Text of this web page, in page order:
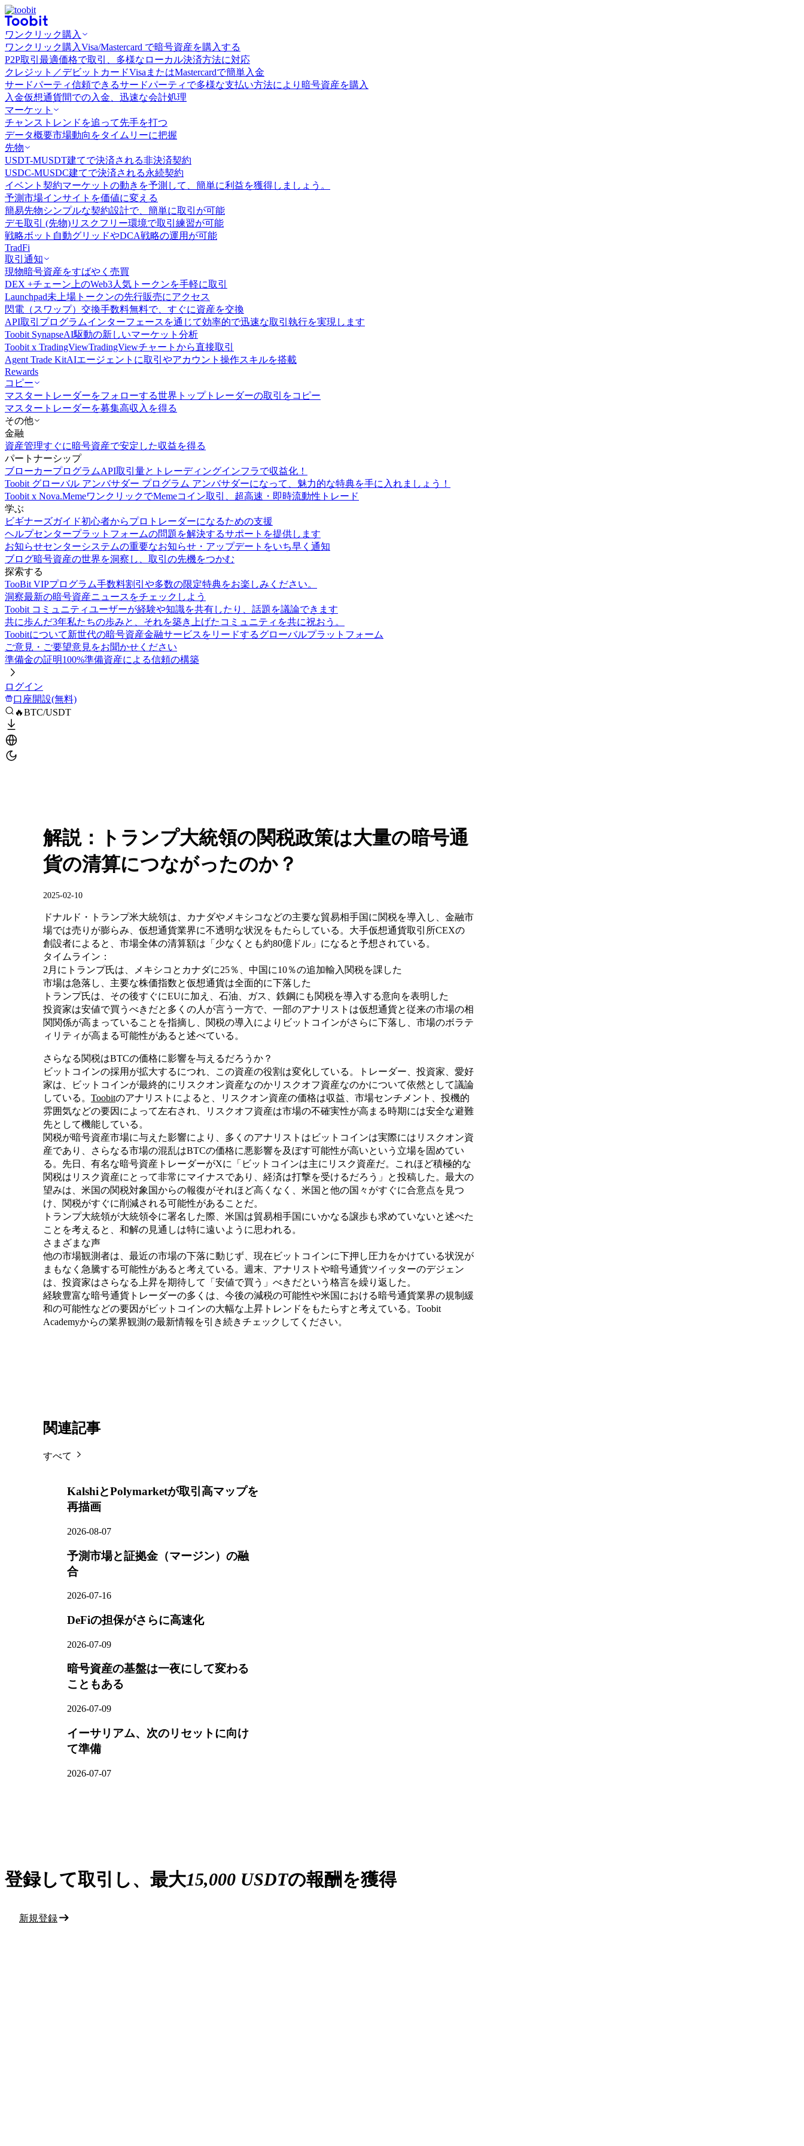
ワンクリック購入
ワンクリック購入Visa/Mastercard で暗号資産を購入する
P2P取引 最適価格で取引、多様なローカル決済方法に対応
クレジット／デビットカードVisaまたはMastercardで簡単入金
サードパーティ信頼できるサードパーティで多様な支払い方法により暗号資産を購入
入金仮想通貨間での入金、迅速な会計処理
マーケット
チャンス トレンドを追って先手を打つ
データ概要市場動向をタイムリーに把握
先物
USDT-MUSDT建てで決済される非決済契約
USDC-MUSDC建てで決済される永続契約
イベント契約マーケットの動きを予測して、簡単に利益を獲得しましょう。
予測市場インサイトを価値に変える
簡易先物シンプルな契約設計で、簡単に取引が可能
デモ取引 (先物)リスクフリー環境で取引練習が可能
戦略ボット 自動グリッドやDCA戦略の運用が可能
TradFi
取引通知
現物暗号資産をすばやく売買
DEX +チェーン上のWeb3人気トークンを手軽に取引
Launchpad未上場トークンの先行販売にアクセス
閃電（スワップ）交換手数料無料で、すぐに資産を交換
API取引 プログラムインターフェースを通じて効率的で迅速な取引執行を実現します
Toobit SynapseAI駆動の新しいマーケット分析
Toobit x TradingViewTradingViewチャートから直接取引
Agent Trade KitAIエージェントに取引やアカウント操作スキルを搭載
Rewards
コピー
マスタートレーダーをフォローする世界トップトレーダーの取引をコピー
マスタートレーダーを募集高収入を得る
その他
金融
資産管理すぐに暗号資産で安定した収益を得る
パートナーシップ
ブローカープログラムAPI取引量とトレーディングインフラで収益化！
Toobit グローバル アンバサダー プログラム アンバサダーになって、魅力的な特典を手に入れましょう！
Toobit x Nova.MemeワンクリックでMemeコイン取引、超高速・即時流動性トレード
学ぶ
ビギナーズガイド初心者からプロトレーダーになるための支援
ヘルプセンタープラットフォームの問題を解決するサポートを提供します
お知らせセンターシステムの重要なお知らせ・アップデートをいち早く通知
ブログ暗号資産の世界を洞察し、取引の先機をつかむ
探索する
TooBit VIPプログラム手数料割引や多数の限定特典をお楽しみください。
洞察最新の暗号資産ニュースをチェックしよう
Toobit コミュニティユーザーが経験や知識を共有したり、話題を議論できます
共に歩んだ3年私たちの歩みと、それを築き上げたコミュニティを共に祝おう。
Toobitについて新世代の暗号資産金融サービスをリードするグローバルプラットフォーム
ご意見・ご要望意見をお聞かせください
準備金の証明100%準備資産による信頼の構築
ログイン
口座開設(無料)
🔥BTC/USDT
解説：トランプ大統領の関税政策は大量の暗号通
貨の清算につながったのか？
2025-02-10
ドナルド・トランプ米大統領は、カナダやメキシコなどの主要な貿易相手国に関税を導入し、金融市
場では売りが膨らみ、仮想通貨業界に不透明な状況をもたらしている。大手仮想通貨取引所CEXの
創設者によると、市場全体の清算額は「少なくとも約80億ドル」になると予想されている。
タイムライン：
2月にトランプ氏は、メキシコとカナダに25％、中国に10％の追加輸入関税を課した
市場は急落し、主要な株価指数と仮想通貨は全面的に下落した
トランプ氏は、その後すぐにEUに加え、石油、ガス、鉄鋼にも関税を導入する意向を表明した
投資家は安値で買うべきだと多くの人が言う一方で、一部のアナリストは仮想通貨と従来の市場の相
関関係が高まっていることを指摘し、関税の導入によりビットコインがさらに下落し、市場のボラテ
ィリティが高まる可能性があると述べている。
さらなる関税はBTCの価格に影響を与えるだろうか？
ビットコインの採用が拡大するにつれ、この資産の役割は変化している。トレーダー、投資家、愛好
家は、ビットコインが最終的にリスクオン資産なのかリスクオフ資産なのかについて依然として議論
している。 Toobitのアナリストによると、リスクオン資産の価格は収益、市場センチメント、投機的
雰囲気などの要因によって左右され、リスクオフ資産は市場の不確実性が高まる時期には安全な避難
先として機能している。
関税が暗号資産市場に与えた影響により、多くのアナリストはビットコインは実際にはリスクオン資
産であり、さらなる市場の混乱はBTCの価格に悪影響を及ぼす可能性が高いという立場を固めてい
る。先日、有名な暗号資産トレーダーがXに「ビットコインは主にリスク資産だ。これほど積極的な
関税はリスク資産にとって非常にマイナスであり、経済は打撃を受けるだろう」と投稿した。最大の
望みは、米国の関税対象国からの報復がそれほど高くなく、米国と他の国々がすぐに合意点を見つ
け、関税がすぐに削減される可能性があることだ。
トランプ大統領が大統領令に署名した際、米国は貿易相手国にいかなる譲歩も求めていないと述べた
ことを考えると、和解の見通しは特に遠いように思われる。
さまざまな声
他の市場観測者は、最近の市場の下落に動じず、現在ビットコインに下押し圧力をかけている状況が
まもなく急騰する可能性があると考えている。週末、アナリストや暗号通貨ツイッターのデジェン
は、投資家はさらなる上昇を期待して「安値で買う」べきだという格言を繰り返した。
経験豊富な暗号通貨トレーダーの多くは、今後の減税の可能性や米国における暗号通貨業界の規制緩
和の可能性などの要因がビットコインの大幅な上昇トレンドをもたらすと考えている。Toobit
Academyからの業界観測の最新情報を引き続きチェックしてください。
関連記事
すべて
KalshiとPolymarketが取引高マップを
再描画
2026-08-07
予測市場と証拠金（マージン）の融
合
2026-07-16
DeFiの担保がさらに高速化
2026-07-09
暗号資産の基盤は一夜にして変わる
こともある
2026-07-09
イーサリアム、次のリセットに向け
て準備
2026-07-07
登録して取引し、最大15,000 USDTの報酬を獲得
新規登録